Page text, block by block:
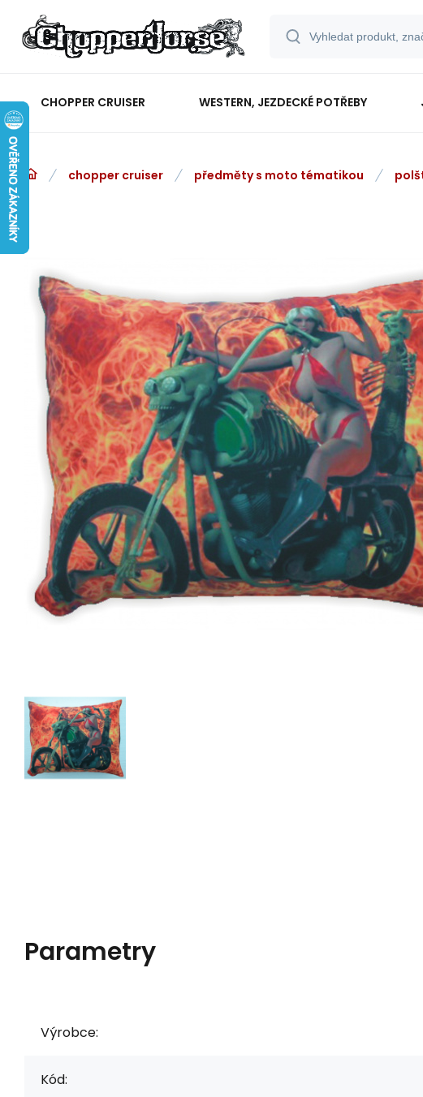
CHOPPER CRUISER WESTERN, JEZDECKÉ POTŘEBY
chopper cruiser předměty s moto tématikou
Parametry
Výrobce:
Kód: